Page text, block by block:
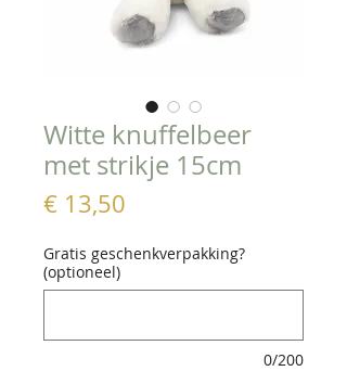
Witte knuffelbeer
met strikje 15cm
€ 13,50
Gratis geschenkverpakking?
(optioneel)
0/200